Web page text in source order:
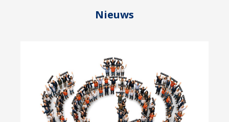
Nieuws